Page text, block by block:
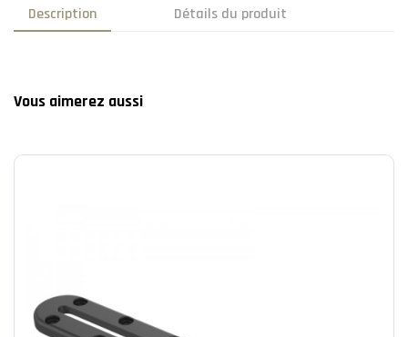
Description Détails du produit
Vous aimerez aussi